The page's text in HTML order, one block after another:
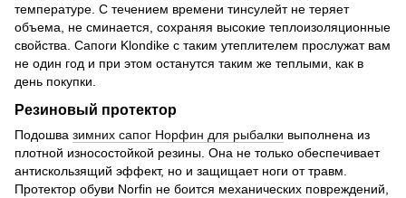
температуре. С течением времени тинсулейт не теряет
объема, не сминается, сохраняя высокие теплоизоляционные
свойства. Сапоги Klondike с таким утеплителем прослужат вам
не один год и при этом останутся таким же теплыми, как в
день покупки.
Резиновый протектор
Подошва зимних сапог Норфин для рыбалки выполнена из
плотной износостойкой резины. Она не только обеспечивает
антискользящий эффект, но и защищает ноги от травм.
Протектор обуви Norfin не боится механических повреждений,